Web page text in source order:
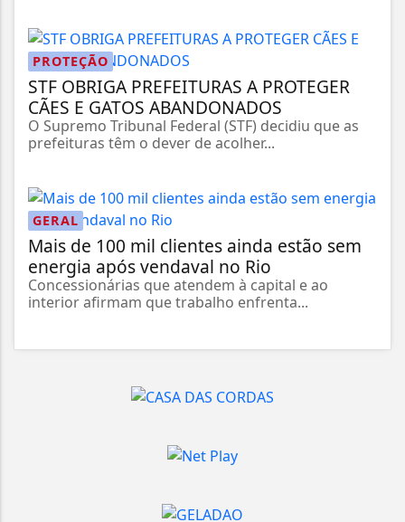
PROTEÇÃO
STF OBRIGA PREFEITURAS A PROTEGER
CÃES E GATOS ABANDONADOS
O Supremo Tribunal Federal (STF) decidiu que as
prefeituras têm o dever de acolher...
GERAL
Mais de 100 mil clientes ainda estão sem
energia após vendaval no Rio
Concessionárias que atendem à capital e ao
interior afirmam que trabalho enfrenta...